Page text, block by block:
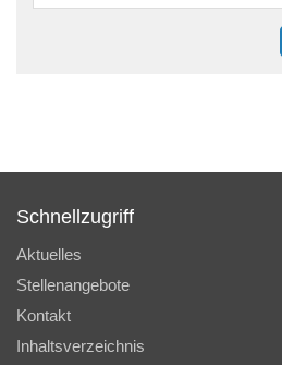
Schnellzugriff
Aktuelles
Stellenangebote
Kontakt
Inhaltsverzeichnis